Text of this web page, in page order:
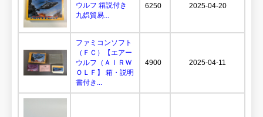
ウルフ 箱説付き
九娯貿易...
6250 2025-04-20
ファミコンソフト
（ＦＣ）【エアー
ウルフ（ＡＩＲＷ
ＯＬＦ】 箱・説明
書付き...
4900 2025-04-11